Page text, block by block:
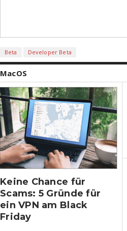
Beta Developer Beta
MacOS
Keine Chance für
Scams: 5 Gründe für
ein VPN am Black
Friday